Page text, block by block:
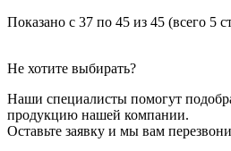
Показано с 37 по 45 из 45 (всего 5
Не хотите выбирать?
Наши специалисты помогут
продукцию нашей компании.
Оставьте заявку и мы вам